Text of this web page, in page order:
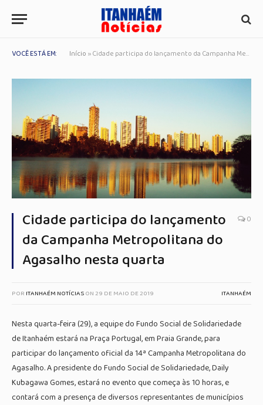
VOCÊ ESTÁ EM: Início »Cidade participa do lançamento da Campanha Metropolitana do Agasalho nesta quarta
Cidade participa do lançamento
da Campanha Metropolitana do
Agasalho nesta quarta
0
POR ITANHAÉM NOTÍCIASON29 DE MAIO DE 2019 ITANHAÉM
Nesta quarta-feira (29), a equipe do Fundo Social de Solidariedade
de Itanhaém estará na Praça Portugal, em Praia Grande, para
participar do lançamento oficial da 14ª Campanha Metropolitana do
Agasalho. A presidente do Fundo Social de Solidariedade, Daily
Kubagawa Gomes, estará no evento que começa às 10 horas, e
contará com a presença de diversos representantes de municípios